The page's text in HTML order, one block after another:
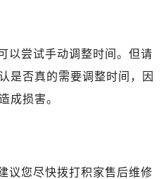
以尝试手动调整时间。但请
是否真的需要调整时间，因
成损害。
议您尽快拨打积家售后维修